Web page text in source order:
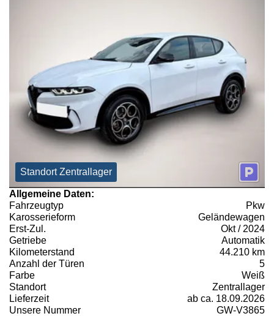
Standort Zentrallager
Allgemeine Daten:
Fahrzeugtyp
Pkw
Karosserieform
Geländewagen
Erst-Zul.
Okt / 2024
Getriebe
Automatik
Kilometerstand
44.210 km
Anzahl der Türen
5
Farbe
Weiß
Standort
Zentrallager
Lieferzeit
ab ca. 18.09.2026
Unsere Nummer
GW-V3865